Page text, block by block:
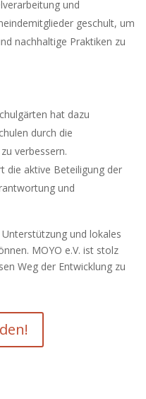
und
geschult, um
nachhaltige Praktiken zu
hat dazu
durch die
verbessern.
die aktive Beteiligung der
und
und lokales
MOYO e.V. ist stolz
Weg der Entwicklung zu